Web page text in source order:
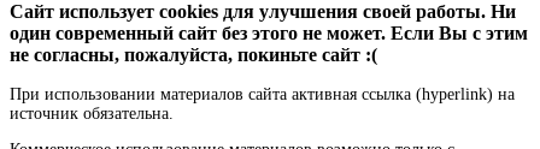
Сайт использует cookies для улучшения своей работы. Ни
один современный сайт без этого не может. Если Вы с этим
не согласны, пожалуйста, покиньте сайт :(
При использовании материалов сайта активная ссылка (hyperlink) на
источник обязательна.